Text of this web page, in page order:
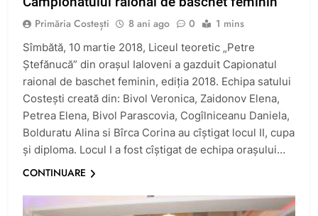
Primăria Costești 8 ani ago 0 1 mins
Sîmbătă, 10 martie 2018, Liceul teoretic „Petre
Ștefănucă” din orașul Ialoveni a gazduit Capionatul
raional de baschet feminin, ediția 2018. Echipa satului
Costești creată din: Bivol Veronica, Zaidonov Elena,
Petrea Elena, Bivol Parascovia, Cogîlniceanu Daniela,
Bolduratu Alina si Bîrca Corina au cîștigat locul II, cupa
și diploma. Locul I a fost cîștigat de echipa orașului…
CONTINUARE